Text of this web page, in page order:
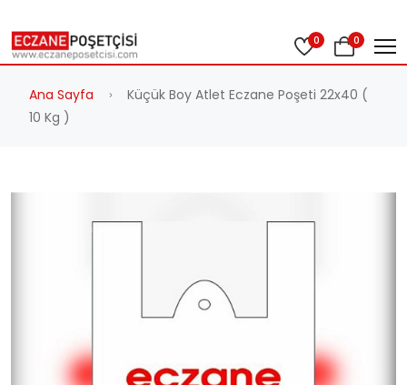
0 0
Ana Sayfa
Küçük Boy Atlet Eczane Poşeti 22x40 (
10 Kg )